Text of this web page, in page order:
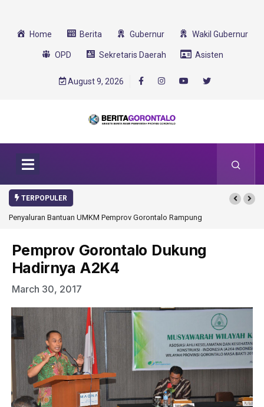
Home Berita Gubernur Wakil Gubernur
OPD Sekretaris Daerah Asisten
August 9, 2026
TERPOPULER
Penyaluran Bantuan UMKM Pemprov Gorontalo RampungGorontalo Ikut
Pemprov Gorontalo Dukung
Hadirnya A2K4
March 30, 2017